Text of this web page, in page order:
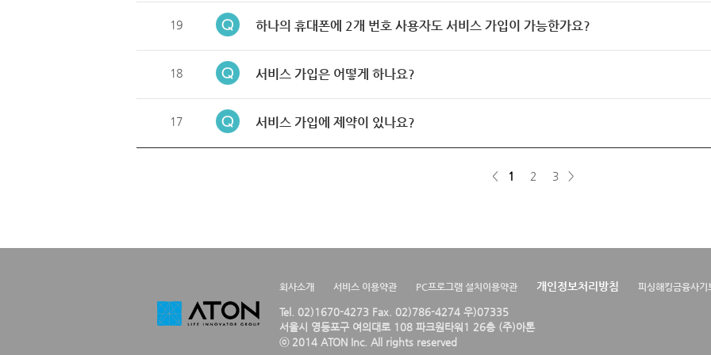
19 하나의 휴대폰에 2개 번호 사용자도 서비스 가입이 가능한가요?
18 서비스 가입은 어떻게 하나요?
17 서비스 가입에 제약이 있나요?
< 1 2 3 >
회사소개 서비스 이용약관 PC프로그램 설치이용약관 개인정보처리방침 피싱해킹금융사기
Tel. 02)1670-4273 Fax. 02)786-4274 우)07335
서울시 영등포구 여의대로 108 파크원타워1 26층 (주)아톤
ⓒ 2014 ATON Inc. All rights reserved